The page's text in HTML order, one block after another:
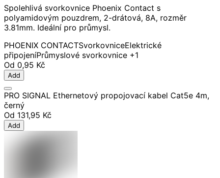
Spolehlivá svorkovnice Phoenix Contact s
polyamidovým pouzdrem, 2-drátová, 8A, rozměr
3.81mm. Ideální pro průmysl.
PHOENIX CONTACTSvorkovniceElektrické
připojeníPrůmyslové svorkovnice +1
Od 0,95 Kč
Add
PRO SIGNAL Ethernetový propojovací kabel Cat5e 4m,
černý
Od 131,95 Kč
Add